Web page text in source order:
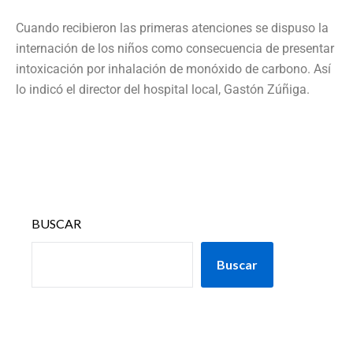
Cuando recibieron las primeras atenciones se dispuso la
internación de los niños como consecuencia de presentar
intoxicación por inhalación de monóxido de carbono. Así
lo indicó el director del hospital local, Gastón Zúñiga.
BUSCAR
Buscar